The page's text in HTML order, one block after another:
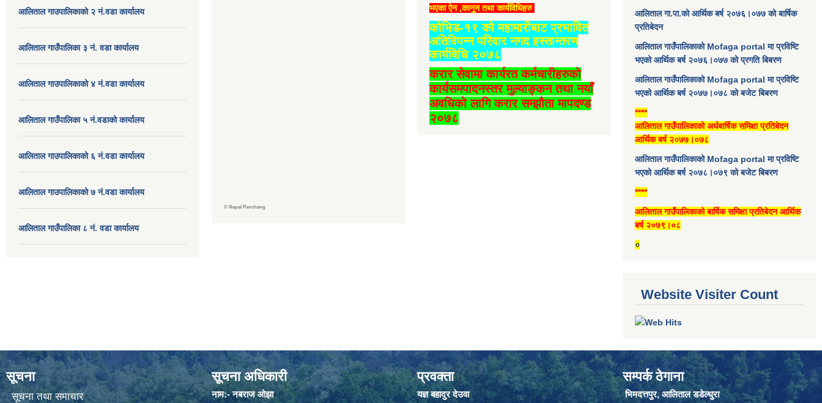
आलिताल गाउपालिकाको २ नं.वडा कार्यालय
आलिताल गाउँपालिका ३ नं. वडा कार्यालय
आलिताल गाउपालिकाको ४ नं.वडा कार्यालय
आलिताल गाउँपालिका ५ नं.वडाको कार्यालय
आलिताल गाउपालिकाको ६ नं.वडा कार्यालय
आलिताल गाउपालिकाको ७ नं.वडा कार्यालय
आलिताल गाउँपालिका ८ नं. वडा कार्यालय
© Nepal Panchang
भएका ऐन ,कानुन तथा कार्यविधिहरु
कोभिड-१९ को महामारीबाट प्रभावित
अतिविपन्न परिवार नगद हस्तान्तरण
कार्यविधि २०७८
करार सेवामा कार्यरत कर्मचारीहरुको
कार्यसमपादनस्तर मुल्याङ्कन तथा नयाँ
अवधिको लागि करार सम्झौता मापदण्ड
२०७८
आलिताल गा.पा.को आर्थिक बर्ष २०७६।०७७ को बार्षिक
प्रतिबेदन
आलिताल गाउँपालिकाको Mofaga portal मा प्रविष्टि
भएको आर्थिक बर्ष २०७६।०७७ को प्रगति बिबरण
आलिताल गाउँपालिकाको Mofaga portal मा प्रविष्टि
भएको आर्थिक बर्ष २०७७।०७८ को बजेट बिबरण
****
आलिताल गाउँपालिकाको अर्धबार्षिक समिक्षा प्रतिबेदन
आर्थिक बर्ष २०७७।०७८
आलिताल गाउँपालिकाको Mofaga portal मा प्रविष्टि
भएको आर्थिक बर्ष २०७८।०७९ को बजेट बिबरण
****
आलिताल गाउँपालिकाको बार्षिक समिक्षा प्रतिबेदन आर्थिक
बर्ष २०७९।०८
०
Website Visiter Count
सूचना
सूचना तथा समाचार
सूचना अधिकारी
नाम:- नबराज ओझा
प्रवक्ता
यज्ञ बहादुर देउवा
सम्पर्क ठेगाना
भिमदत्तपुर, आलिताल डडेल्धुरा